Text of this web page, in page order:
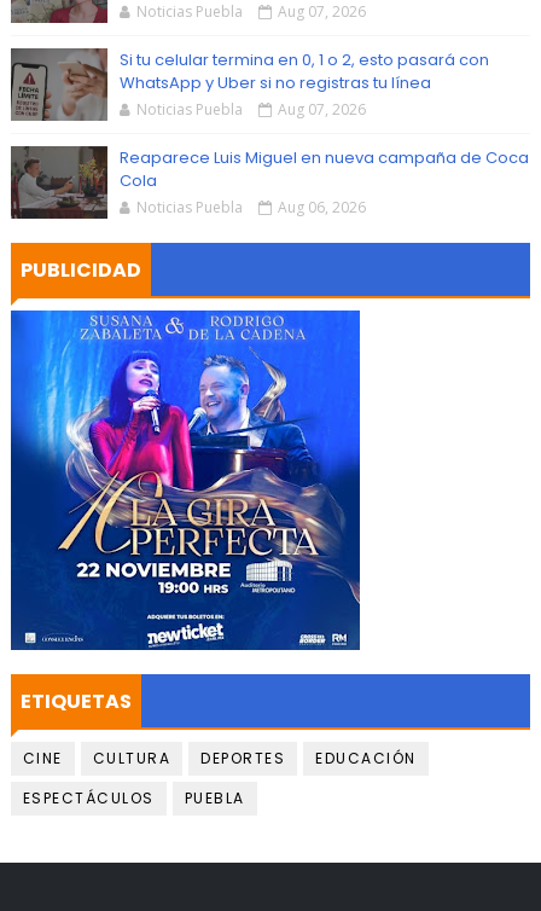
Noticias Puebla Aug 07, 2026
Si tu celular termina en 0, 1 o 2, esto pasará con
WhatsApp y Uber si no registras tu línea
Noticias Puebla Aug 07, 2026
Reaparece Luis Miguel en nueva campaña de Coca
Cola
Noticias Puebla Aug 06, 2026
PUBLICIDAD
ETIQUETAS
CINE CULTURA DEPORTES
EDUCACIÓN
ESPECTÁCULOS
PUEBLA